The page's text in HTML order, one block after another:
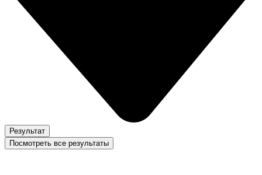
Результат
Посмотреть все результаты